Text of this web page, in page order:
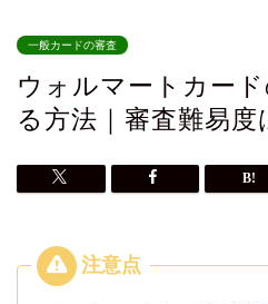
一般カードの審査
ウォルマートカー
る方法｜審査難易度